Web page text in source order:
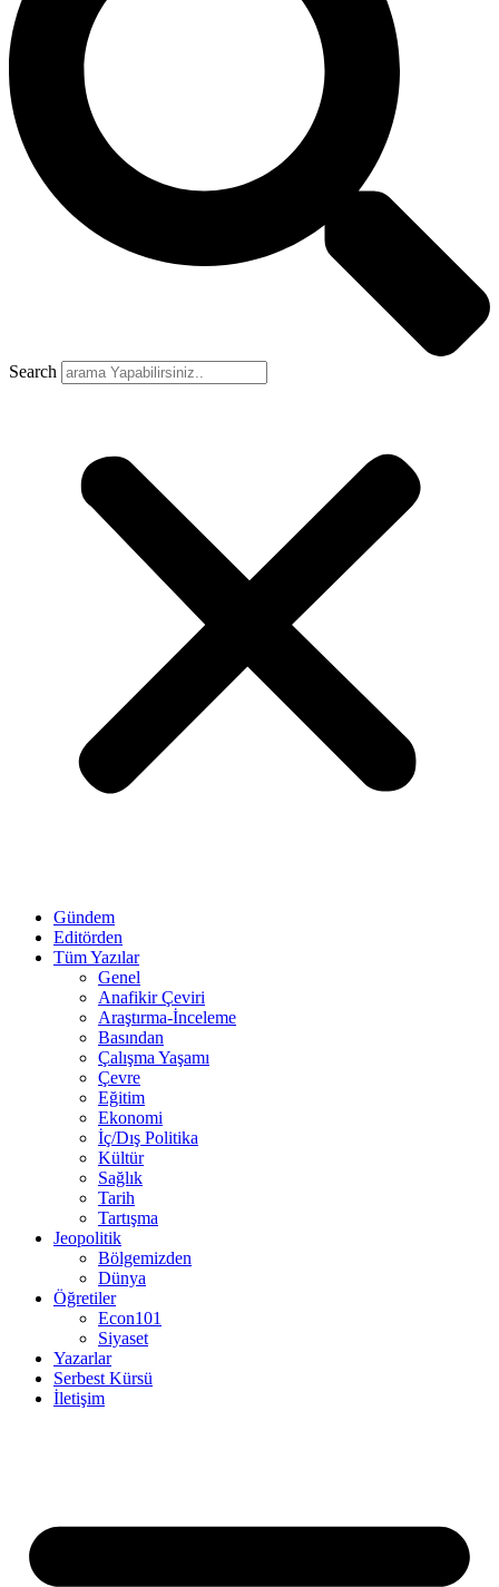
Search
Gündem
Editörden
Tüm Yazılar
Genel
Anafikir Çeviri
Araştırma-İnceleme
Basından
Çalışma Yaşamı
Çevre
Eğitim
Ekonomi
İç/Dış Politika
Kültür
Sağlık
Tarih
Tartışma
Jeopolitik
Bölgemizden
Dünya
Öğretiler
Econ101
Siyaset
Yazarlar
Serbest Kürsü
İletişim